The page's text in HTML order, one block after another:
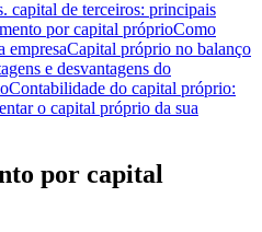
capital de terceiros: principais
por capital próprioComo
empresaCapital próprio no balanço
e desvantagens do
Contabilidade do capital próprio:
o capital próprio da sua
por capital